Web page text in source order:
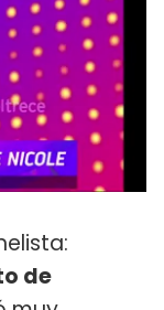
de